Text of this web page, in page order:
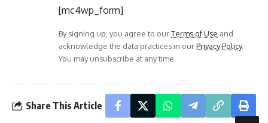
[mc4wp_form]
By signing up, you agree to ourTerms of Use and
acknowledge the data practices in ourPrivacy Policy.
You may unsubscribe at any time.
Share This Article